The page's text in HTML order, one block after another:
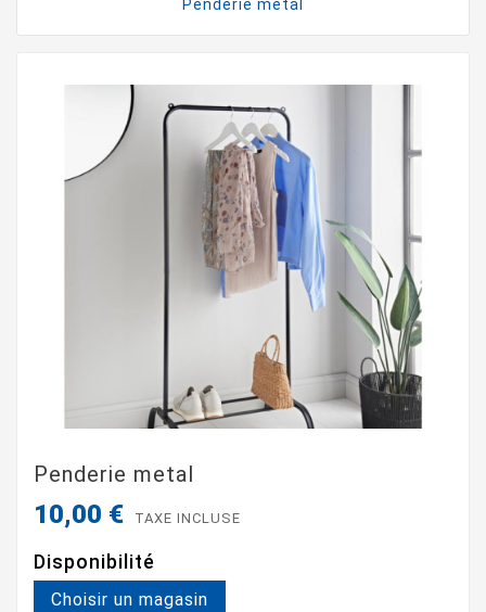
Penderie metal
Penderie metal
10,00 € TAXE INCLUSE
Disponibilité
Choisir un magasin